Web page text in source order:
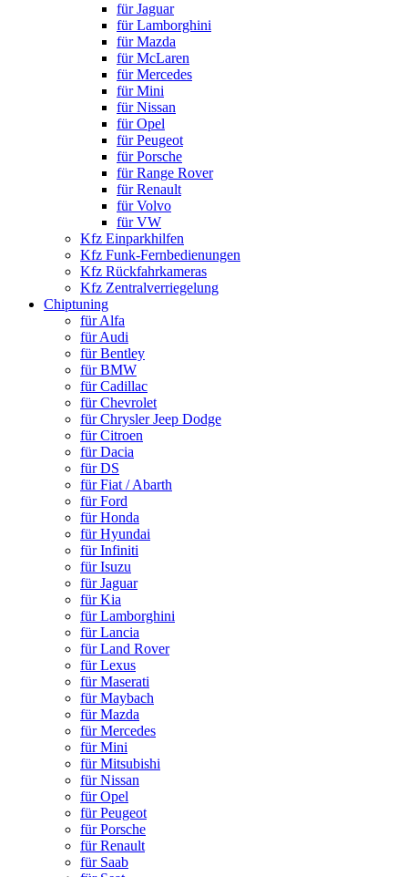
für Jaguar
für Lamborghini
für Mazda
für McLaren
für Mercedes
für Mini
für Nissan
für Opel
für Peugeot
für Porsche
für Range Rover
für Renault
für Volvo
für VW
Kfz Einparkhilfen
Kfz Funk-Fernbedienungen
Kfz Rückfahrkameras
Kfz Zentralverriegelung
Chiptuning
für Alfa
für Audi
für Bentley
für BMW
für Cadillac
für Chevrolet
für Chrysler Jeep Dodge
für Citroen
für Dacia
für DS
für Fiat / Abarth
für Ford
für Honda
für Hyundai
für Infiniti
für Isuzu
für Jaguar
für Kia
für Lamborghini
für Lancia
für Land Rover
für Lexus
für Maserati
für Maybach
für Mazda
für Mercedes
für Mini
für Mitsubishi
für Nissan
für Opel
für Peugeot
für Porsche
für Renault
für Saab